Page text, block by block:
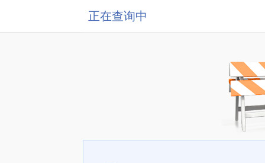
正在查询中